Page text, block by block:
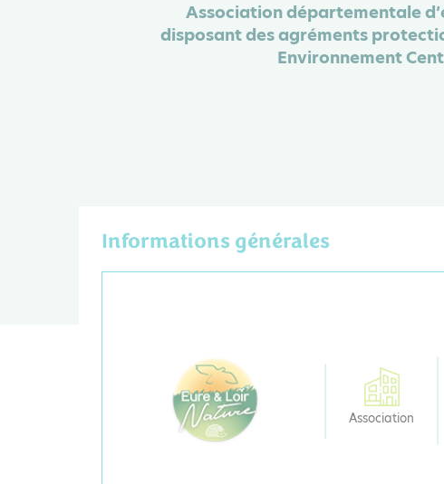
Association départementale
disposant des agréments
Environnement
Informations générales
Association